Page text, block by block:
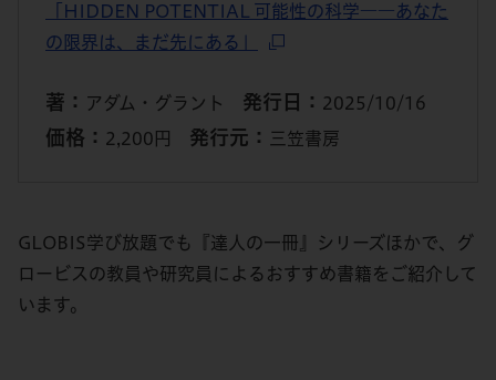
「HIDDEN POTENTIAL 可能性の科学――あなた
の限界は、まだ先にある」
著： アダム・グラント 発行日： 2025/10/16
価格： 2,200円 発行元： 三笠書房
GLOBIS学び放題でも『達人の一冊』シリーズほかで、グ
ロービスの教員や研究員によるおすすめ書籍をご紹介して
います。